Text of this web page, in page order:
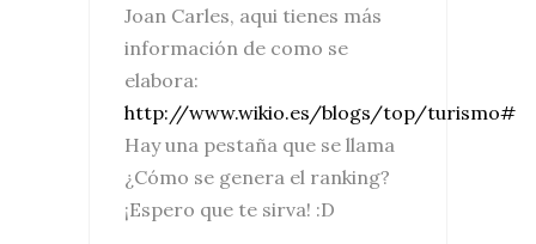
Joan Carles, aqui tienes más
información de como se
elabora:
http://www.wikio.es/blogs/top/turismo#
Hay una pestaña que se llama
¿Cómo se genera el ranking?
¡Espero que te sirva! :D